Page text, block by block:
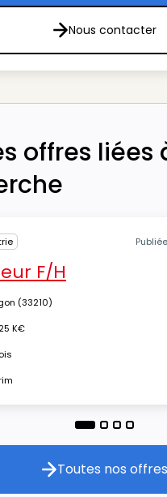
Nous
Nous contacter
offres liées
F/H
(33210)
K€
Toutes
Toutes nos offres